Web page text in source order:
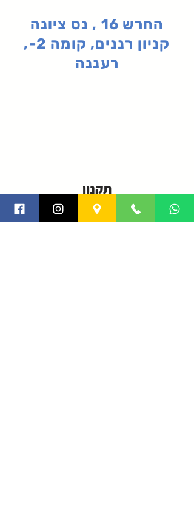
החרש 16 , נס ציונה
קניון רננים, קומה 2-,
רעננה
תקנון